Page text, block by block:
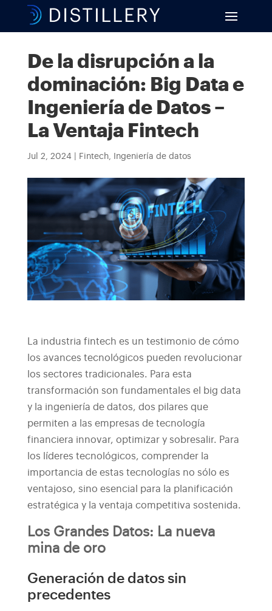
De la disrupción a la
dominación: Big Data e
Ingeniería de Datos –
La Ventaja Fintech
Jul 2, 2024 Fintech, Ingeniería de datos
La industria fintech es un testimonio de cómo
los avances tecnológicos pueden revolucionar
los sectores tradicionales. Para esta
transformación son fundamentales el big data
y la ingeniería de datos, dos pilares que
permiten a las empresas de tecnología
financiera innovar, optimizar y sobresalir. Para
los líderes tecnológicos, comprender la
importancia de estas tecnologías no sólo es
ventajoso, sino esencial para la planificación
estratégica y la ventaja competitiva sostenida.
Los Grandes Datos: La nueva
mina de oro
Generación de datos sin
precedentes